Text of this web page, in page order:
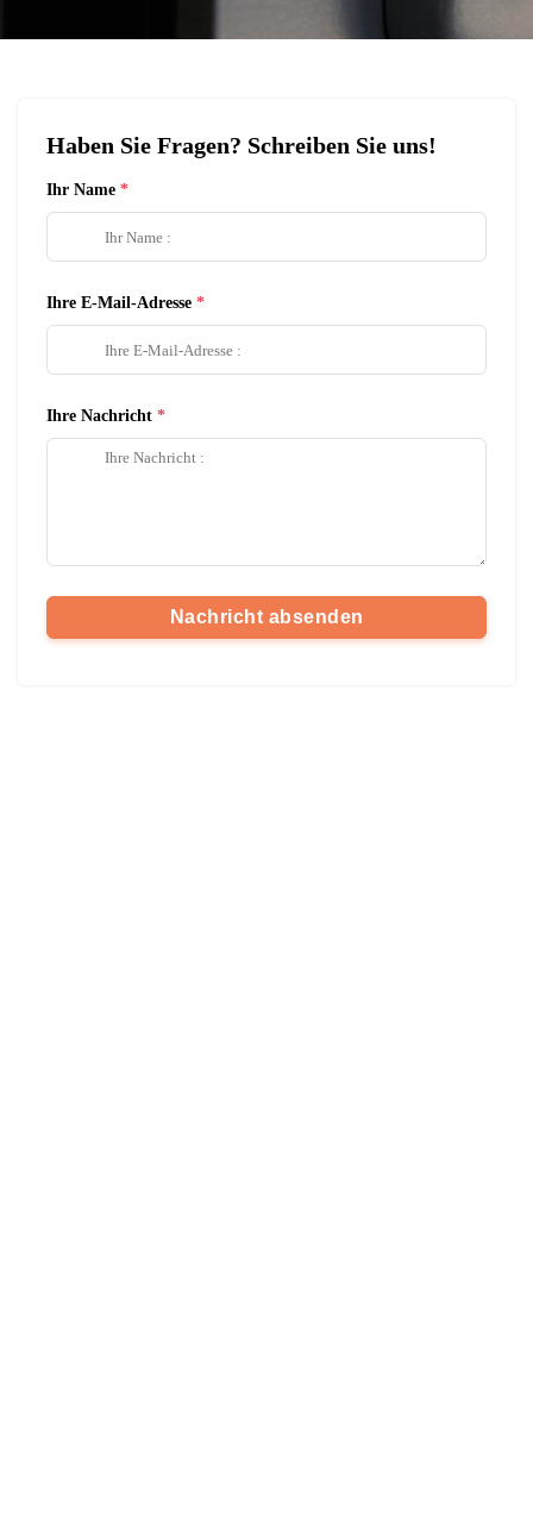
Haben Sie Fragen? Schreiben Sie uns!
Ihr Name
Ihre E-Mail-Adresse
Ihre Nachricht
Nachricht absenden